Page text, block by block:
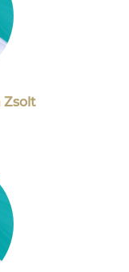
Zsolt